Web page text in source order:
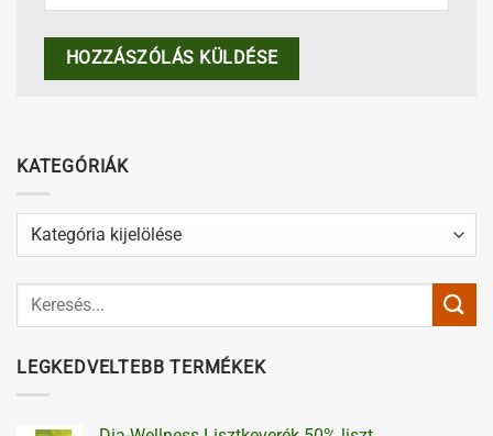
KATEGÓRIÁK
Kategóriák
LEGKEDVELTEBB TERMÉKEK